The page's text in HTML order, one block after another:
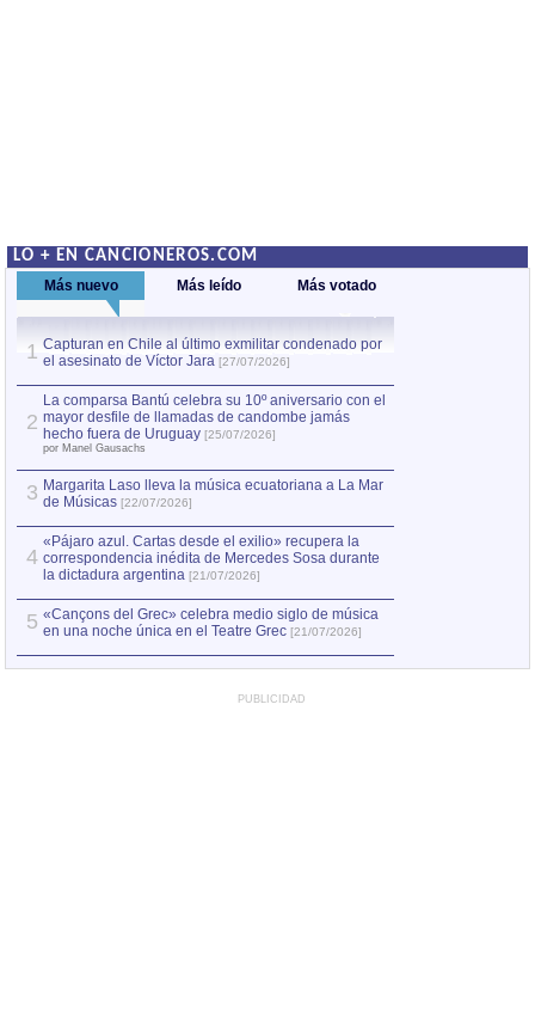
LO + EN CANCIONEROS.COM
Más nuevo Más leído Más votado
1 Capturan en Chile al último exmilitar condenado por
el asesinato de Víctor Jara [27/07/2026]
2
La comparsa Bantú celebra su 10º aniversario con el
mayor desfile de llamadas de candombe jamás
hecho fuera de Uruguay [25/07/2026]
por Manel Gausachs
3 Margarita Laso lleva la música ecuatoriana a La Mar
de Músicas [22/07/2026]
4
«Pájaro azul. Cartas desde el exilio» recupera la
correspondencia inédita de Mercedes Sosa durante
la dictadura argentina [21/07/2026]
5 «Cançons del Grec» celebra medio siglo de música
en una noche única en el Teatre Grec [21/07/2026]
PUBLICIDAD